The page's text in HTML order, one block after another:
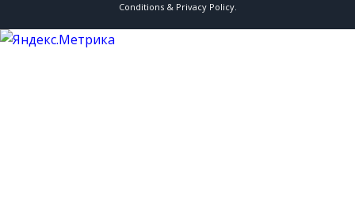
Conditions & Privacy Policy.